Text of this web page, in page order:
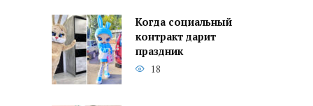
Когда социальный
контракт дарит
праздник
18